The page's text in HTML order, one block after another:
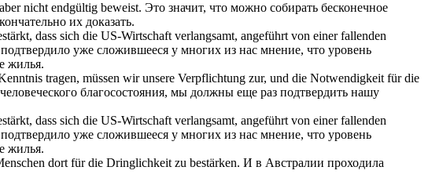
nicht endgültig beweist. Это значит, что можно собирать бесконечное
их доказать.
, dass sich die US-Wirtschaft verlangsamt, angeführt von einer fallenden
подтвердило уже сложившееся у многих из нас мнение, что уровень
жилья.
tragen, müssen wir unsere Verpflichtung zur, und die Notwendigkeit für die
благосостояния, мы должны еще раз подтвердить нашу
, dass sich die US-Wirtschaft verlangsamt, angeführt von einer fallenden
подтвердило уже сложившееся у многих из нас мнение, что уровень
жилья.
dort für die Dringlichkeit zu bestärken. И в Австралии проходила